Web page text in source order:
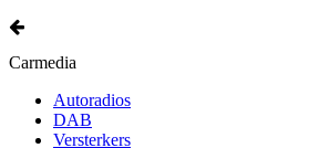
Carmedia
Autoradios
DAB
Versterkers